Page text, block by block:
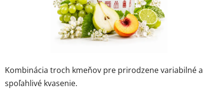
Kombinácia troch kmeňov pre prirodzene variabilné a
spoľahlivé kvasenie.